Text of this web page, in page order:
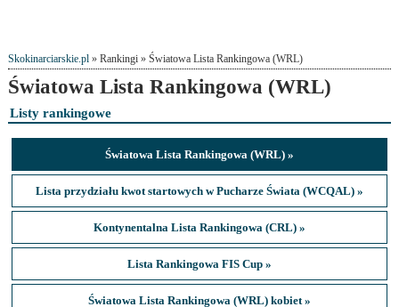
Skokinarciarskie.pl» Rankingi » Światowa Lista Rankingowa (WRL)
Światowa Lista Rankingowa (WRL)
Listy rankingowe
Światowa Lista Rankingowa (WRL) »
Lista przydziału kwot startowych w Pucharze Świata (WCQAL) »
Kontynentalna Lista Rankingowa (CRL) »
Lista Rankingowa FIS Cup »
Światowa Lista Rankingowa (WRL) kobiet »